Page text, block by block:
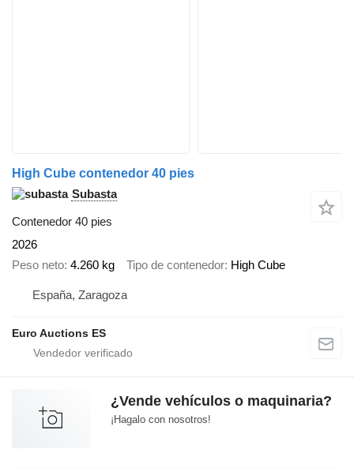
High Cube contenedor 40 pies
Subasta
Contenedor 40 pies
2026
Peso neto 4.260 kg Tipo de contenedor High Cube
España, Zaragoza
Euro Auctions ES
¿Vende vehículos o maquinaria?
¡Hagalo con nosotros!